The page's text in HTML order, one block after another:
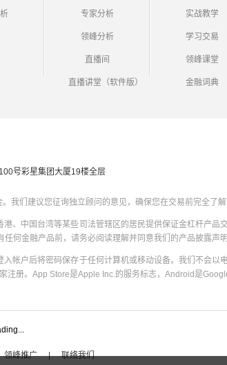
专家分析
领峰分析
直播间
直播讲堂（软件版）
实战教学
学习交易
领峰课堂
金融词典
号彩星集团大厦19楼全层
我们建议您征询独立顾问的意见，确保您在交易前完全了解
、中国台湾等某些司法管辖区的居民提供保证金杠杆产品
何金融产品前，请务必阅读理解并同意我们的产品披露声明
帐户后将密码保存于任何计算机或移动设备。我们不会以
册。App Store是Apple Inc.的服务标志，Android是
领峰推广 | 联络我们